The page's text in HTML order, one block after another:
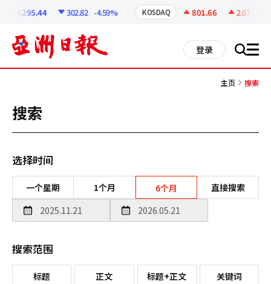
6295.44 302.82 -4.59% KOSDAQ 801.66 2.07
登录 搜 all
主页 搜索
搜索
选择时间
一个星期 1个月 6个月 直接搜索
搜索范围
标题 正文 标题+正文 关键词